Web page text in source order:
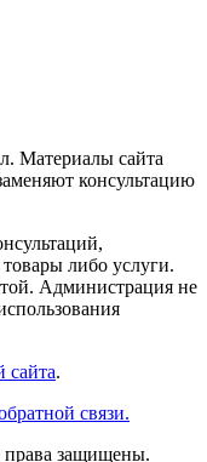
Материалы сайта
консультацию
либо услуги.
Администрация не
сайта.
связи.
права защищены.